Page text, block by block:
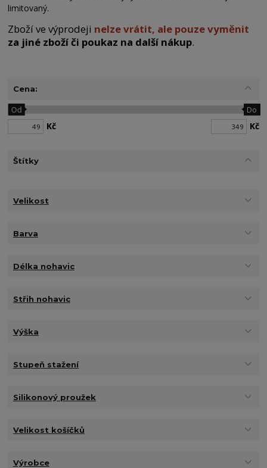
limitovaný.
Zboží ve výprodeji nelze vrátit, ale pouze vyměnit
za jiné zboží či poukaz na další nákup.
Cena:
Kč
Od Do
Kč
Štítky
Velikost
Barva
Délka nohavic
Střih nohavic
Výška
Stupeň stažení
Silikonový proužek
Velikost košíčků
Výrobce